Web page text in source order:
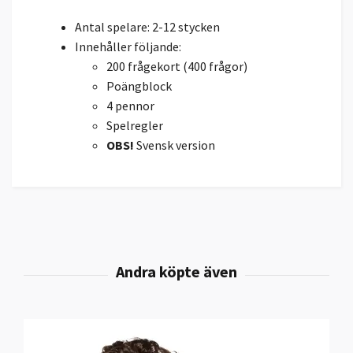
Antal spelare: 2-12 stycken
Innehåller följande:
200 frågekort (400 frågor)
Poängblock
4 pennor
Spelregler
OBS! Svensk version